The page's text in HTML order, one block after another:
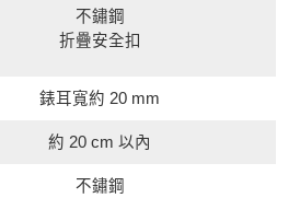
不鏽鋼
折疊安全扣
錶耳寬約 20 mm
約 20 cm 以內
不鏽鋼